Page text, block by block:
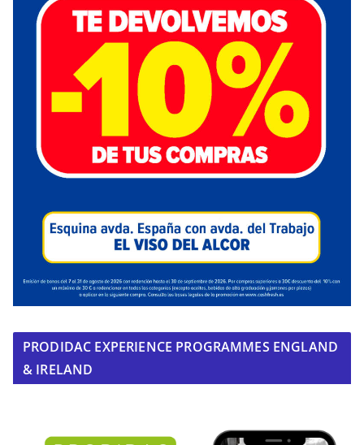
PRODIDAC EXPERIENCE PROGRAMMES ENGLAND
& IRELAND